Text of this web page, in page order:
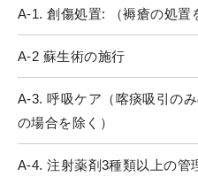
A-1. 創傷処置: （褥瘡の処置
A-2 蘇生術の施行
A-3. 呼吸ケア（喀痰吸引の
の場合を除く）
A-4. 注射薬剤3種類以上の管